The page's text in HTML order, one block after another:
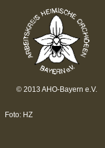
© 2013 AHO-Bayern e.V.
Foto: HZ